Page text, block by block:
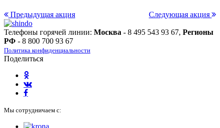
Предыдущая акция Следующая акция
Телефоны горячей линии: Москва - 8 495 543 93 67, Регионы
РФ - 8 800 700 93 67
Политика конфиденциальности
Поделиться
Мы сотрудничаем с: